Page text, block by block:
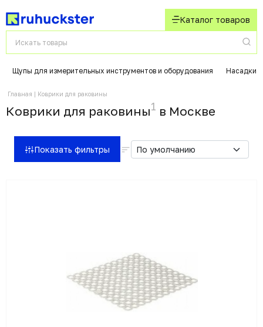
Каталог товаров
Щупы для измерительных инструментов и оборудования Насадки
Главная Коврики для раковины
Коврики для раковины1 в Москвe
Показать фильтры